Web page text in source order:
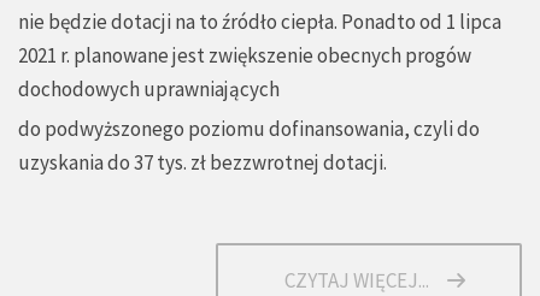
nie będzie dotacji na to źródło ciepła. Ponadto od 1 lipca
2021 r. planowane jest zwiększenie obecnych progów
dochodowych uprawniających
do podwyższonego poziomu dofinansowania, czyli do
uzyskania do 37 tys. zł bezzwrotnej dotacji.
CZYTAJ WIĘCEJ...